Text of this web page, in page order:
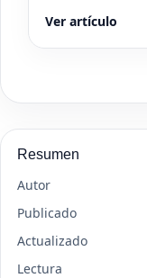
Ver artículo
Resumen
Autor
Publicado
Actualizado
Lectura